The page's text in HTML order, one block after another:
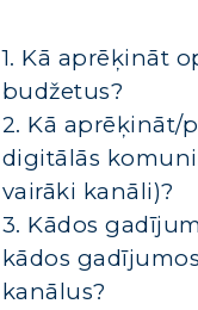
1. Kā aprēķināt
budžetus?
2. Kā aprēķināt/
digitālās
vairāki kanāli)?
3. Kādos
kādos
kanālus?